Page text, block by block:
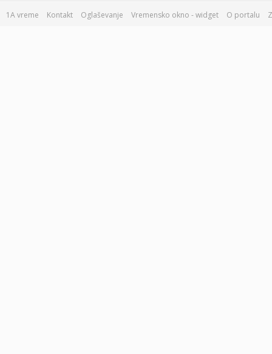
1A vreme Kontakt Oglaševanje Vremensko okno - widget O portalu